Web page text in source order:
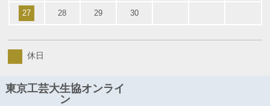
27 28 29 30
休日
東京工芸大生協オンライ
ン